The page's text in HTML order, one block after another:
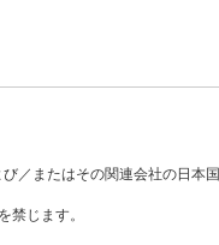
／またはその関連会社の日本
禁じます。